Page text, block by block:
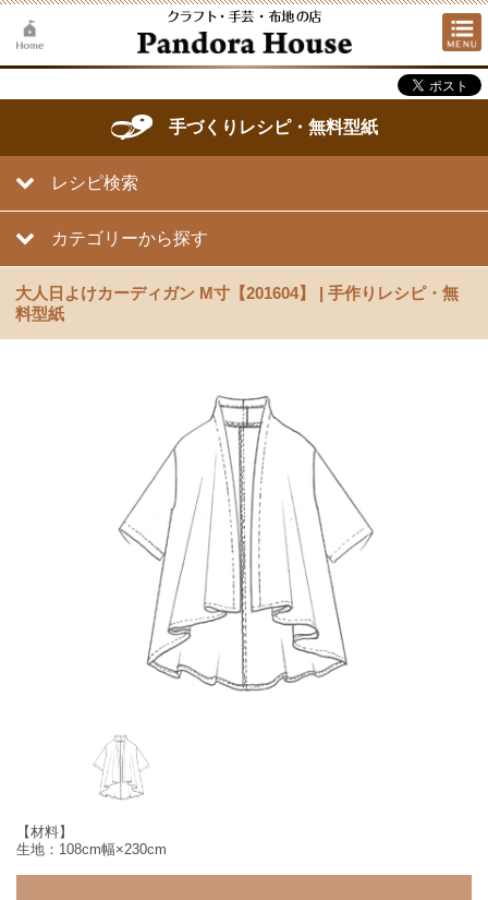
手づくりレシピ・無料型紙
レシピ検索
カテゴリーから探す
大人日よけカーディガン M寸【201604】 | 手作りレシピ・無
料型紙
【材料】
生地：108cm幅×230cm